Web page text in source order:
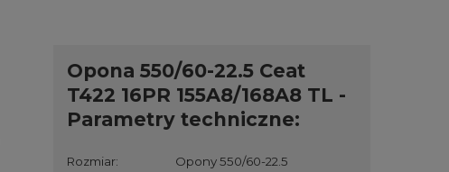
Opona 550/60-22.5 Ceat
T422 16PR 155A8/168A8 TL -
Parametry techniczne:
Rozmiar:
Opony 550/60-22.5